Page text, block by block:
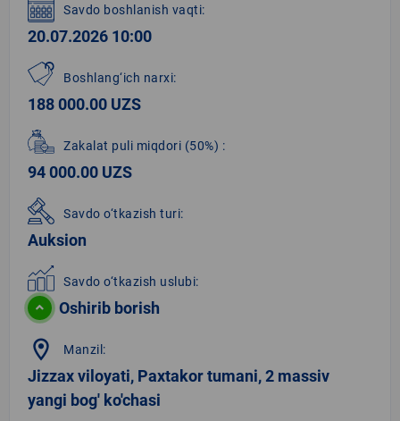
Savdo boshlanish vaqti:
20.07.2026 10:00
Boshlang‘ich narxi:
188 000.00 UZS
Zakalat puli miqdori (50%) :
94 000.00 UZS
Savdo o‘tkazish turi:
Auksion
Savdo o‘tkazish uslubi:
Oshirib borish
location_on Manzil:
Jizzax viloyati, Paxtakor tumani, 2 massiv
yangi bog' ko'chasi